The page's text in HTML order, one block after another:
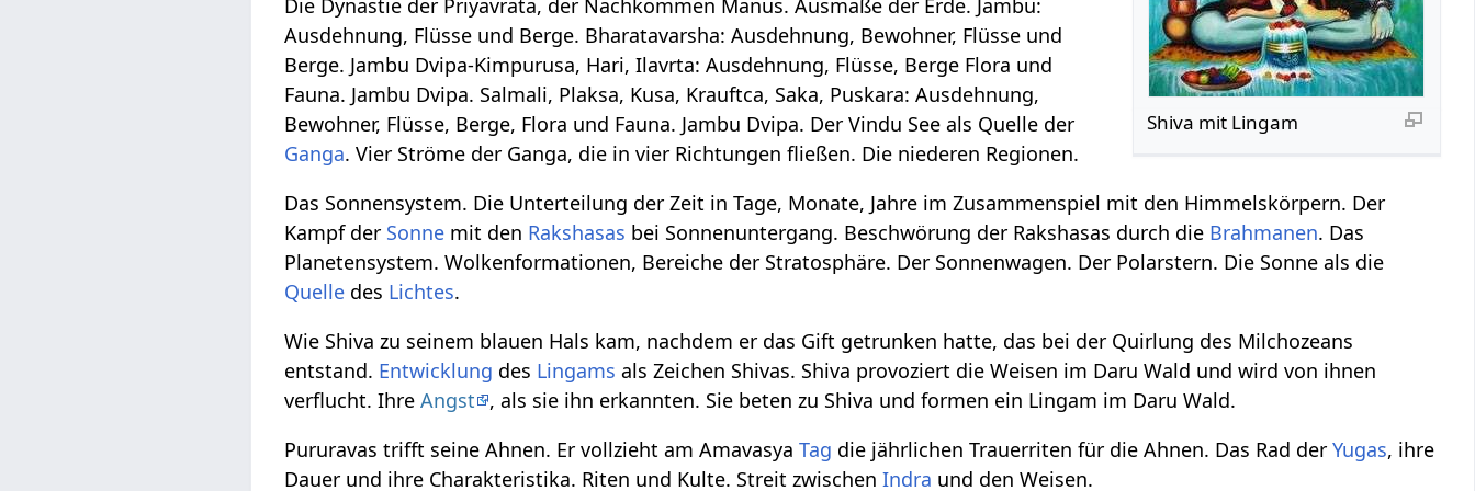
Shiva mit Lingam
Die Dynastie der Priyavrata, der Nachkommen Manus. Ausmaße der Erde. Jambu:
Ausdehnung, Flüsse und Berge. Bharatavarsha: Ausdehnung, Bewohner, Flüsse und
Berge. Jambu Dvipa-Kimpurusa, Hari, Ilavrta: Ausdehnung, Flüsse, Berge Flora und
Fauna. Jambu Dvipa. Salmali, Plaksa, Kusa, Krauftca, Saka, Puskara: Ausdehnung,
Bewohner, Flüsse, Berge, Flora und Fauna. Jambu Dvipa. Der Vindu See als Quelle der
Ganga. Vier Ströme der Ganga, die in vier Richtungen fließen. Die niederen Regionen.
Das Sonnensystem. Die Unterteilung der Zeit in Tage, Monate, Jahre im Zusammenspiel mit den Himmelskörpern. Der
Kampf der Sonne mit den Rakshasas bei Sonnenuntergang. Beschwörung der Rakshasas durch die Brahmanen. Das
Planetensystem. Wolkenformationen, Bereiche der Stratosphäre. Der Sonnenwagen. Der Polarstern. Die Sonne als die
Quelle des Lichtes.
Wie Shiva zu seinem blauen Hals kam, nachdem er das Gift getrunken hatte, das bei der Quirlung des Milchozeans
entstand. Entwicklung des Lingams als Zeichen Shivas. Shiva provoziert die Weisen im Daru Wald und wird von ihnen
verflucht. IhreAngst
, als sie ihn erkannten. Sie beten zu Shiva und formen ein Lingam im Daru Wald.
Pururavas trifft seine Ahnen. Er vollzieht am AmavasyaTag die jährlichen Trauerriten für die Ahnen. Das Rad derYugas, ihre
Dauer und ihre Charakteristika. Riten und Kulte. Streit zwischenIndra und den Weisen.